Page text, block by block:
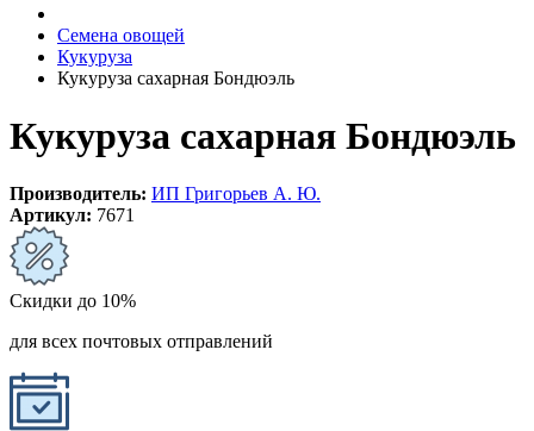
Семена овощей
Кукуруза
Кукуруза сахарная Бондюэль
Кукуруза сахарная Бондюэль
Производитель: ИП Григорьев А. Ю.
Артикул: 7671
Скидки до 10%
для всех почтовых отправлений